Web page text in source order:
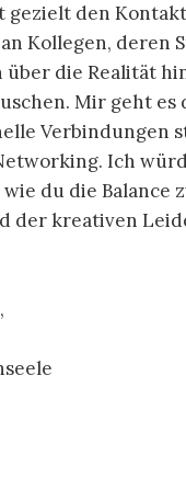
gezielt den
Kollegen, deren
über die Realität
Mir geht es
Verbindungen
Ich
du die Balance
der kreativen